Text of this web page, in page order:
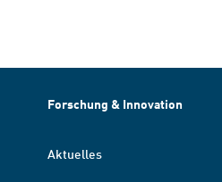
Forschung & Innovation
Aktuelles